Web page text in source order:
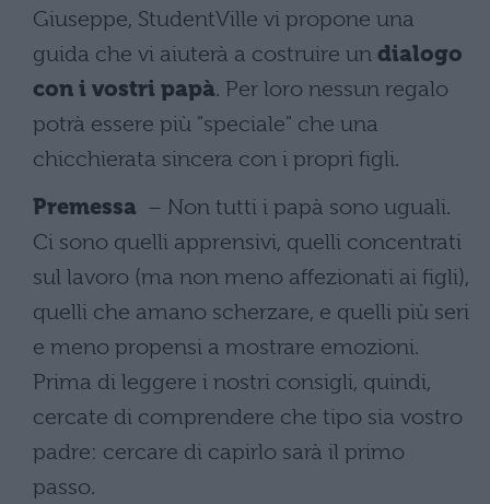
Giuseppe, StudentVille vi propone una
guida che vi aiuterà a costruire un dialogo
con i vostri papà. Per loro nessun regalo
potrà essere più "speciale" che una
chicchierata sincera con i propri figli.
Premessa – Non tutti i papà sono uguali.
Ci sono quelli apprensivi, quelli concentrati
sul lavoro (ma non meno affezionati ai figli),
quelli che amano scherzare, e quelli più seri
e meno propensi a mostrare emozioni.
Prima di leggere i nostri consigli, quindi,
cercate di comprendere che tipo sia vostro
padre: cercare di capirlo sarà il primo
passo.